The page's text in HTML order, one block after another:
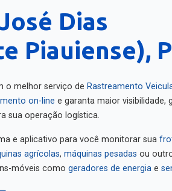
Dias
Piauiense),
o melhor serviço de Rastreamento Veicular
on-line
e garanta maior visibilidade,
sua operação logística.
e aplicativo para você monitorar sua
agrícolas máquinas pesadas
ou
móveis como
geradores de energia